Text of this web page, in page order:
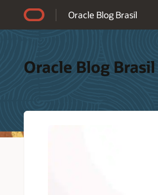
Oracle Blog Brasil
Oracle Blog Brasil